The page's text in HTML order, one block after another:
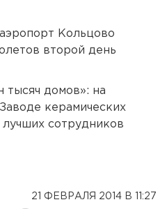
Кольцово
второй день
тысяч домов»: на
керамических
сотрудников
21 ФЕВРАЛЯ 2014 В 11:27